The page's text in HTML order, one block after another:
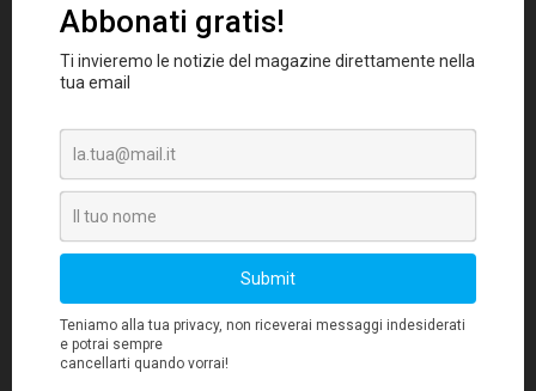
individuare le fughe di metano o valutare la
CO2 assorbita dalle foreste del pianeta.
La comunicazione satellitare, l'osservazione
della Terra e altre capacità sviluppate dalle
società spaziali sono oggi richieste dagli Stati,
che aumentano il budget per la difesa.
spesa pubblica diventa in tal modo un
vettore di crescita aggiuntivo in questo